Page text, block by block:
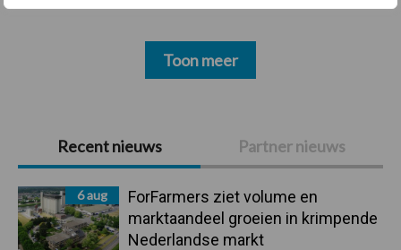
Primaire
Sidebar
Recent nieuws Partner nieuws
6 aug
ForFarmers ziet volume en
marktaandeel groeien in krimpende
Nederlandse markt
Toon meer